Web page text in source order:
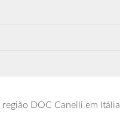
DOC Canelli em Itália